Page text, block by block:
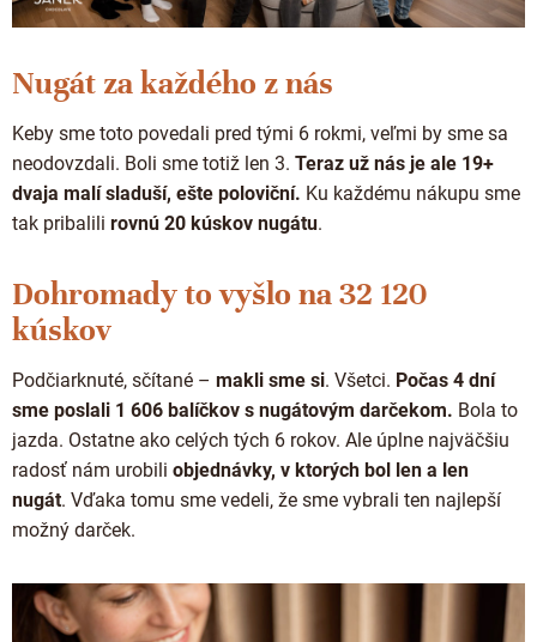
Nugát za každého z nás
Keby sme toto povedali pred tými 6 rokmi, veľmi by sme sa
neodovzdali. Boli sme totiž len 3. Teraz už nás je ale 19+
dvaja malí sladuší, ešte poloviční. Ku každému nákupu sme
tak pribalili rovnú 20 kúskov nugátu.
Dohromady to vyšlo na 32 120
kúskov
Podčiarknuté, sčítané – makli sme si. Všetci. Počas 4 dní
sme poslali 1 606 balíčkov s nugátovým darčekom. Bola to
jazda. Ostatne ako celých tých 6 rokov. Ale úplne najväčšiu
radosť nám urobili objednávky, v ktorých bol len a len
nugát. Vďaka tomu sme vedeli, že sme vybrali ten najlepší
možný darček.